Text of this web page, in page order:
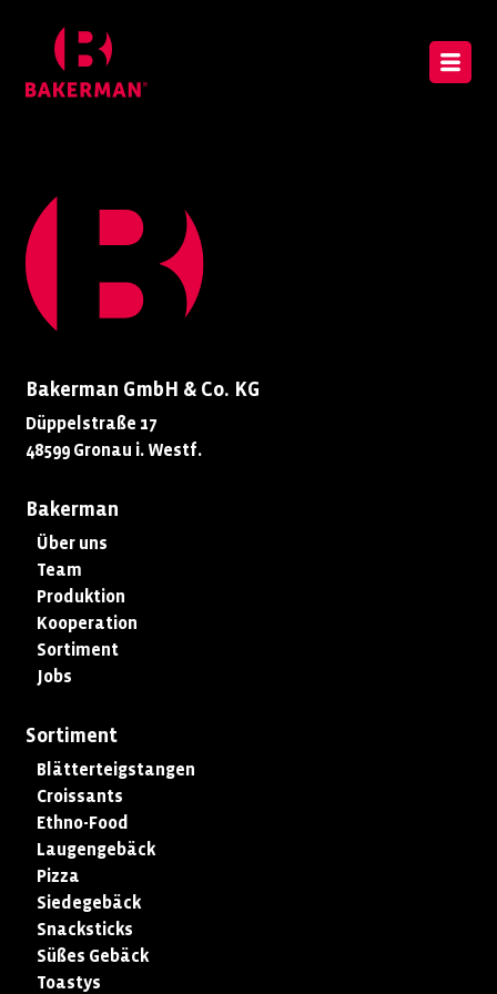
Bakerman GmbH & Co. KG
Düppelstraße 17
48599 Gronau i. Westf.
Bakerman
Über uns
Team
Produktion
Kooperation
Sortiment
Jobs
Sortiment
Blätterteigstangen
Croissants
Ethno-Food
Laugengebäck
Pizza
Siedegebäck
Snacksticks
Süßes Gebäck
Toastys